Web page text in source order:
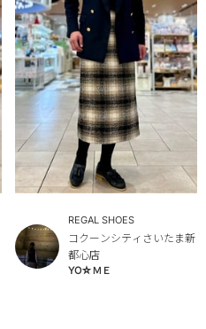
REGAL SHOES
コクーンシティさいたま新
都心店
YO☆ＭＥ